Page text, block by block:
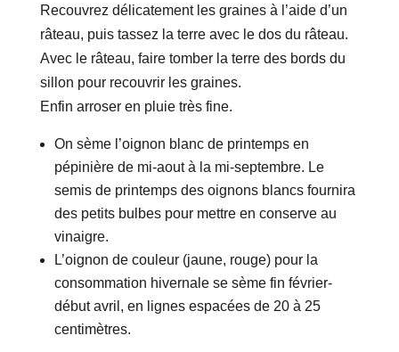
Recouvrez délicatement les graines à l’aide d’un
râteau, puis tassez la terre avec le dos du râteau.
Avec le râteau, faire tomber la terre des bords du
sillon pour recouvrir les graines.
Enfin arroser en pluie très fine.
On sème l’oignon blanc de printemps en
pépinière de mi-aout à la mi-septembre. Le
semis de printemps des oignons blancs fournira
des petits bulbes pour mettre en conserve au
vinaigre.
L’oignon de couleur (jaune, rouge) pour la
consommation hivernale se sème fin février-
début avril, en lignes espacées de 20 à 25
centimètres.